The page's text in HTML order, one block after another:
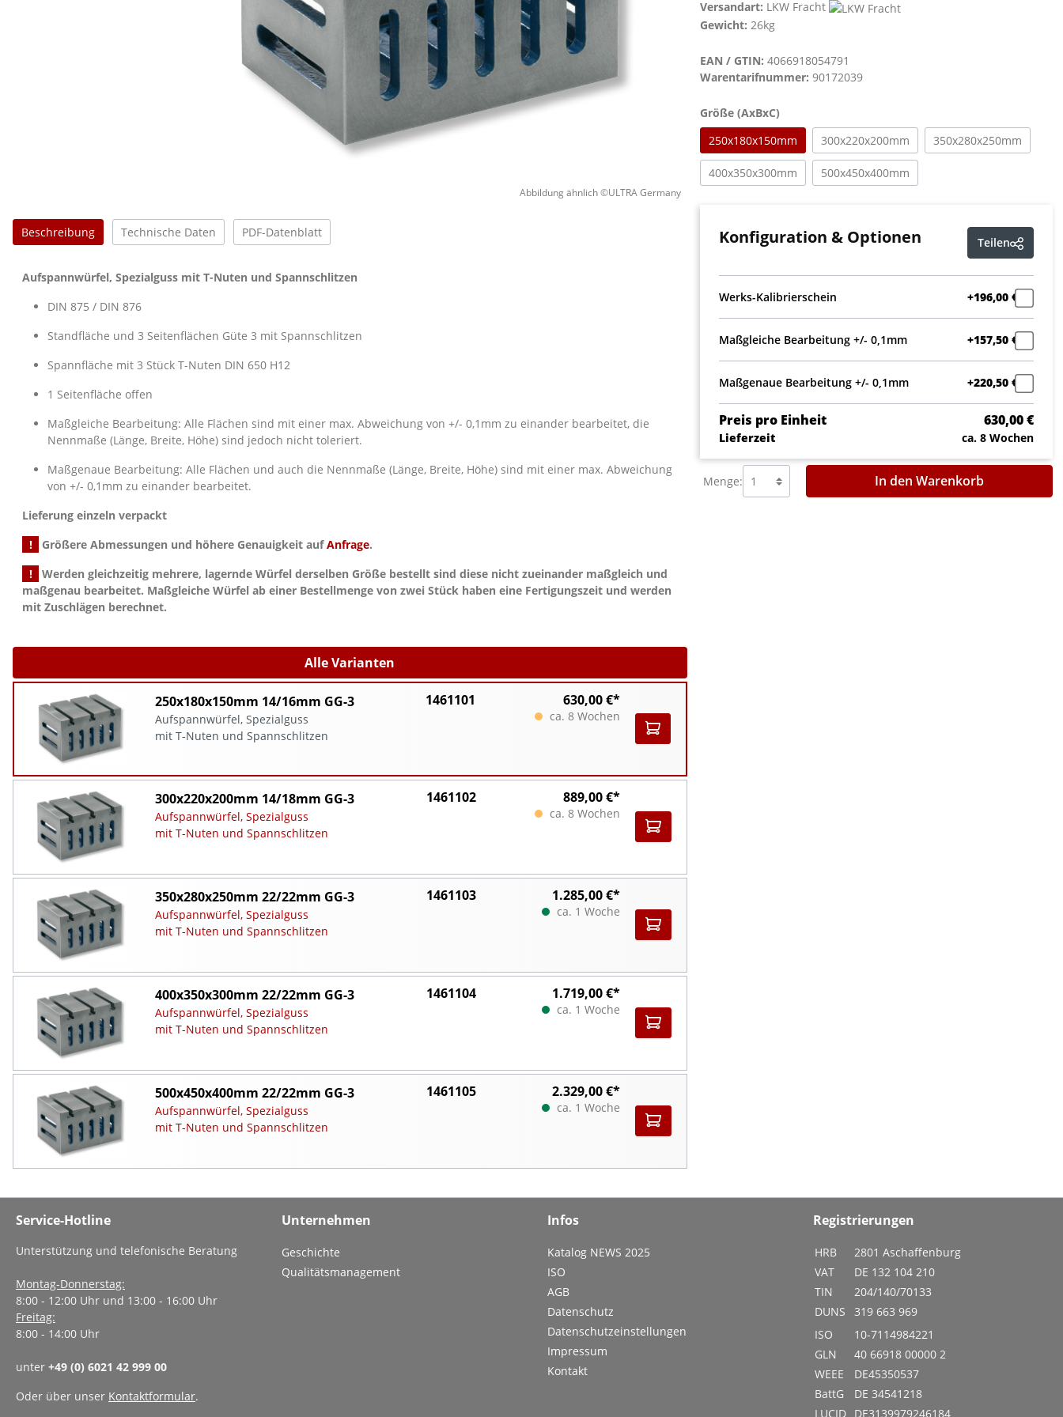
Abbildung ähnlich ©ULTRA Germany
Beschreibung Technische Daten PDF-Datenblatt
Aufspannwürfel, Spezialguss mit T-Nuten und Spannschlitzen
DIN 875 / DIN 876
Standfläche und 3 Seitenflächen Güte 3 mit Spannschlitzen
Spannfläche mit 3 Stück T-Nuten DIN 650 H12
1 Seitenfläche offen
Maßgleiche Bearbeitung: Alle Flächen sind mit einer max. Abweichung von +/- 0,1mm zu einander bearbeitet, die
Nennmaße (Länge, Breite, Höhe) sind jedoch nicht toleriert.
Maßgenaue Bearbeitung: Alle Flächen und auch die Nennmaße (Länge, Breite, Höhe) sind mit einer max. Abweichung
von +/- 0,1mm zu einander bearbeitet.
Lieferung einzeln verpackt
!
Größere Abmessungen und höhere Genauigkeit aufAnfrage.
!
Werden gleichzeitig mehrere, lagernde Würfel derselben Größe bestellt sind diese nicht zueinander maßgleich und
maßgenau bearbeitet. Maßgleiche Würfel ab einer Bestellmenge von zwei Stück haben eine Fertigungszeit und werden
mit Zuschlägen berechnet.
Versandart: LKW Fracht
Gewicht: 26kg
EAN / GTIN: 4066918054791
Warentarifnummer: 90172039
Größe (AxBxC)auswählen
250x180x150mm
300x220x200mm 350x280x250mm
400x350x300mm 500x450x400mm
Konfiguration & Optionen Teilen
Werks-Kalibrierschein +196,00 €
Maßgleiche Bearbeitung +/- 0,1mm +157,50 €
Maßgenaue Bearbeitung +/- 0,1mm +220,50 €
Preis pro Einheit 630,00 €
Lieferzeit ca. 8 Wochen
Menge: In den Warenkorb
Alle Varianten
250x180x150mm 14/16mm GG-3
Aufspannwürfel, Spezialguss
mit T-Nuten und Spannschlitzen
1461101 630,00 €*
ca. 8 Wochen
300x220x200mm 14/18mm GG-3
Aufspannwürfel, Spezialguss
mit T-Nuten und Spannschlitzen
1461102 889,00 €*
ca. 8 Wochen
350x280x250mm 22/22mm GG-3
Aufspannwürfel, Spezialguss
mit T-Nuten und Spannschlitzen
1461103 1.285,00 €*
ca. 1 Woche
400x350x300mm 22/22mm GG-3
Aufspannwürfel, Spezialguss
mit T-Nuten und Spannschlitzen
1461104 1.719,00 €*
ca. 1 Woche
500x450x400mm 22/22mm GG-3
Aufspannwürfel, Spezialguss
mit T-Nuten und Spannschlitzen
1461105 2.329,00 €*
ca. 1 Woche
Service-Hotline
Unterstützung und telefonische Beratung
Montag-Donnerstag:
8:00 - 12:00 Uhr und 13:00 - 16:00 Uhr
Freitag:
8:00 - 14:00 Uhr
unter +49 (0) 6021 42 999 00
Oder über unser Kontaktformular.
Unternehmen
Geschichte
Qualitätsmanagement
Infos
Katalog NEWS 2025
ISO
AGB
Datenschutz
Datenschutzeinstellungen
Impressum
Kontakt
Registrierungen
HRB
2801 Aschaffenburg
VAT
DE 132 104 210
TIN
204/140/70133
DUNS
319 663 969
ISO
10-7114984221
GLN
40 66918 00000 2
WEEE
DE45350537
BattG
DE 34541218
LUCID DE3139979246184